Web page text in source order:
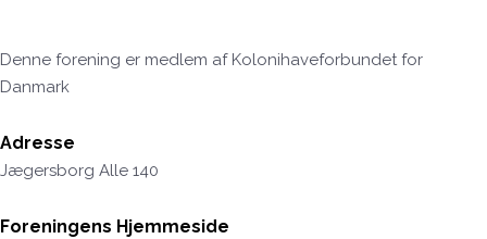
Denne forening er medlem af Kolonihaveforbundet for
Danmark
Adresse
Jægersborg Alle 140
Foreningens Hjemmeside